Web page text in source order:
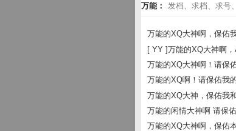
万能： 发档、求档、求号
万能的XQ大神啊，保佑
[ YY ]万能的XQ大神啊
万能的XQ大神啊！请保
万能的XQ啊！请保佑我
万能的XQ大神，保佑我
万能的闲情大神啊 请保
万能的XQ大神啊，保佑